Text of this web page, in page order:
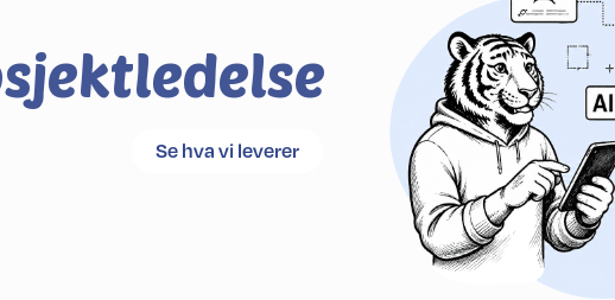
Se hva vi leverer